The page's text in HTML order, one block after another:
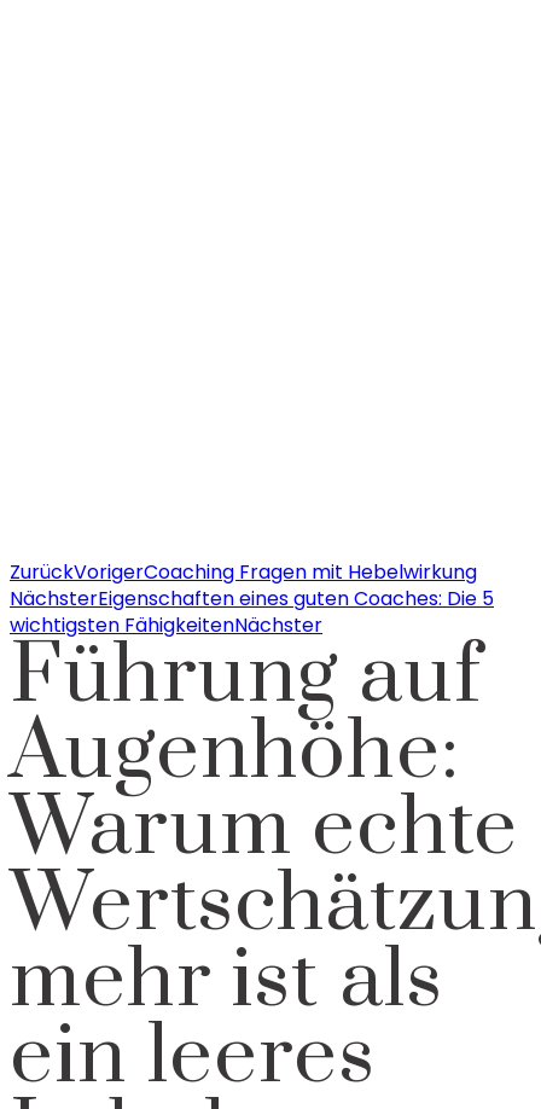
ZurückVorigerCoaching Fragen mit Hebelwirkung
NächsterEigenschaften eines guten Coaches: Die 5
wichtigsten FähigkeitenNächster
Führung auf
Augenhöhe:
Warum echte
mehr ist als
ein leeres